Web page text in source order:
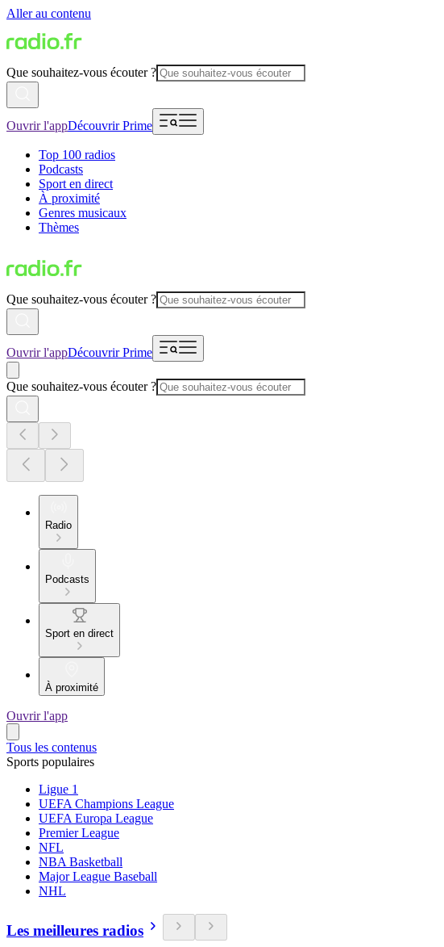
Aller au contenu
Que souhaitez-vous écouter ?
Ouvrir l'appDécouvrir Prime
Top 100 radios
Podcasts
Sport en direct
À proximité
Genres musicaux
Thèmes
Que souhaitez-vous écouter ?
Ouvrir l'appDécouvrir Prime
Que souhaitez-vous écouter ?
Radio
Podcasts
Sport en direct
À proximité
Ouvrir l'app
Tous les contenus
Sports populaires
Ligue 1
UEFA Champions League
UEFA Europa League
Premier League
NFL
NBA Basketball
Major League Baseball
NHL
Les meilleures radios